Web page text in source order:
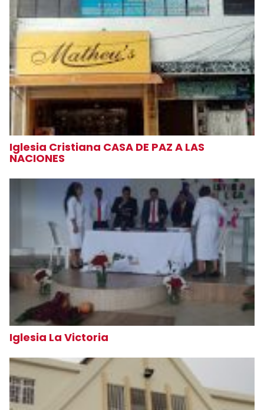
Iglesia Cristiana CASA DE PAZ A LAS
NACIONES
Iglesia La Victoria